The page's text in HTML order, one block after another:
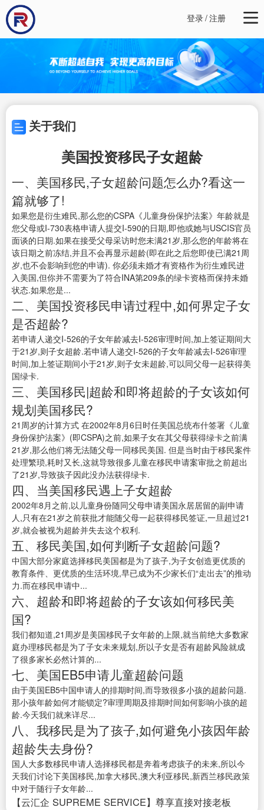
登录/注册
关于我们
美国投资移民子女超龄
一、美国移民,子女超龄问题怎么办?看这一
篇就够了!
如果您是衍生难民,那么您的CSPA《儿童身份保护法案》年龄就是
您父母或I-730表格申请人提交I-590的日期,即他或她与USCIS官员
面谈的日期.如果在接受父母采访时您未满21岁,那么您的年龄将在
该日期之前冻结,并且不会再显示超龄(即在此之后您即使已满21周
岁,也不会影响到您的申请). 你必须未婚才有资格作为衍生难民进
入美国,但你并不需要为了符合INA第209条的绿卡资格而保持未婚
状态.如果您是...
二、美国投资移民申请过程中,如何界定子女
是否超龄?
若申请人递交I-526的子女年龄减去I-526审理时间,加上签证期间大
于21岁,则子女超龄.若申请人递交I-526的子女年龄减去I-526审理
时间,加上签证期间小于21岁,则子女未超龄,可以同父母一起获得美
国绿卡.
三、美国移民|超龄和即将超龄的子女该如何
规划美国移民?
21周岁的计算方式 在2002年8月6日时任美国总统布什签署《儿童
身份保护法案》(即CSPA)之前,如果子女在其父母获得绿卡之前满
21岁,那么他们将无法随父母一同移民美国. 但是当时由于移民案件
处理繁琐,耗时又长,这就导致很多儿童在移民申请案审批之前超出
了21岁,导致孩子因此没办法获得绿卡.
四、当美国移民遇上子女超龄
2002年8月之前,以儿童身份随同父母申请美国永居居留的副申请
人,只有在21岁之前获批才能随父母一起获得移民签证,一旦超过21
岁,就会被视为超龄并失去这个权利.
五、移民美国,如何判断子女超龄问题?
中国大部分家庭选择移民美国都是为了孩子,为子女创造更优质的
教育条件、更优质的生活环境,早已成为不少家长们“走出去”的推动
力.而在移民申请中...
六、超龄和即将超龄的子女该如何移民美
国?
我们都知道,21周岁是美国移民子女年龄的上限,就当前绝大多数家
庭办理移民都是为了子女未来规划,所以子女是否有超龄风险就成
了很多家长必然计算的...
七、美国EB5申请儿童超龄问题
由于美国EB5中国申请人的排期时间,而导致很多小孩的超龄问题.
那小孩年龄如何才能锁定?审理周期及排期时间如何影响小孩的超
龄.今天我们就来详尽...
八、我移民是为了孩子,如何避免小孩因年龄
超龄失去身份?
国人大多数移民申请人选择移民都是奔着考虑孩子的未来,所以今
天我们讨论下美国移民,加拿大移民,澳大利亚移民,新西兰移民政策
中对于随行子女年龄...
【云汇企 SUPREME SERVICE】尊享直接对接老板